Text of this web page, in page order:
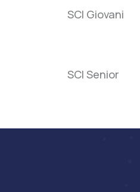
SCI
SCI Giovani
SCI
SCI Senior